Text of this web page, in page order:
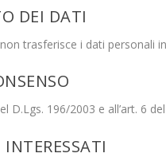
DEI DATI
trasferisce i dati personali
D.Lgs. 196/2003 e all’art. 6